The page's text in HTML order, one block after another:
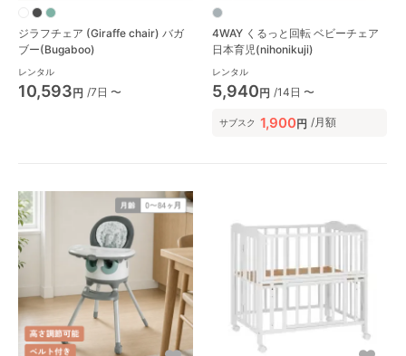
ジラフチェア (Giraffe chair) バガ
ブー(Bugaboo)
レンタル
10,593円 /7日 〜
4WAY くるっと回転 ベビーチェア
日本育児(nihonikuji)
レンタル
5,940円 /14日 〜
サブスク 1,900円 /月額